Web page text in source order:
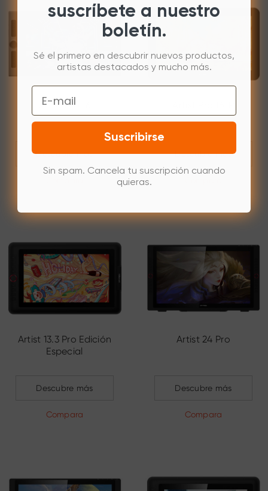
Artist Pro 16
Descubre más Descubre más
Artist 13.3 Pro Edición
Especial
Descubre más
Compara
Artist 24 Pro
Descubre más
Compara
suscríbete a nuestro
boletín.
Sé el primero en descubrir nuevos productos,
artistas destacados y mucho más.
Email
Suscribirse
Sin spam. Cancela tu suscripción cuando
quieras.